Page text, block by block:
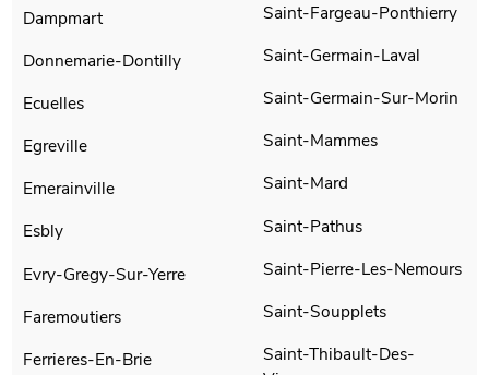
Dampmart
Donnemarie-Dontilly
Ecuelles
Egreville
Emerainville
Esbly
Evry-Gregy-Sur-Yerre
Faremoutiers
Ferrieres-En-Brie
Saint-Fargeau-Ponthierry
Saint-Germain-Laval
Saint-Germain-Sur-Morin
Saint-Mammes
Saint-Mard
Saint-Pathus
Saint-Pierre-Les-Nemours
Saint-Soupplets
Saint-Thibault-Des-